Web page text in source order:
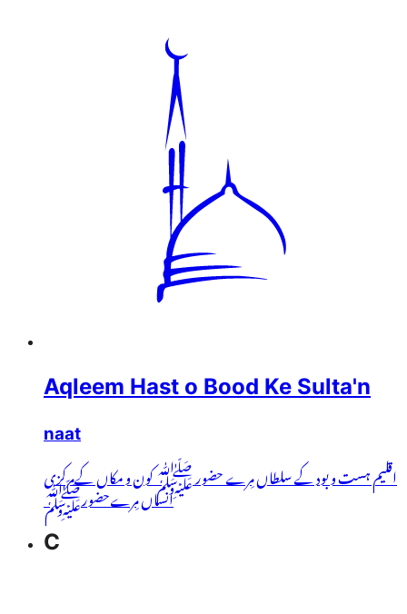
Aqleem Hast o Bood Ke Sulta'n
naat
اقلیم ہست و بود کے سلطاں مِرے حضور ﷺ کون و مکاں کےمرکزی
انساں مِرےحضورﷺ
C